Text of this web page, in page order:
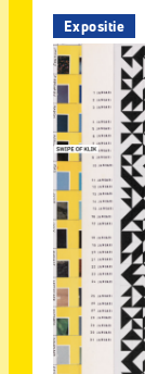
Expositie